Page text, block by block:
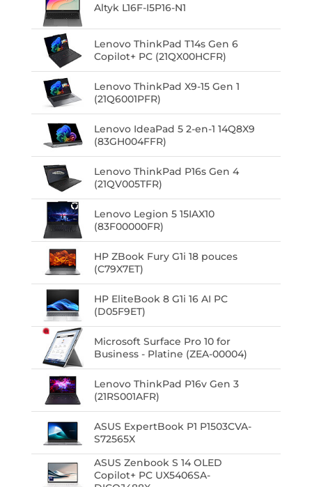
Altyk L16F-I5P16-N1
Lenovo ThinkPad T14s Gen 6
Copilot+ PC (21QX00HCFR)
Lenovo ThinkPad X9-15 Gen 1
(21Q6001PFR)
Lenovo IdeaPad 5 2-en-1 14Q8X9
(83GH004FFR)
Lenovo ThinkPad P16s Gen 4
(21QV005TFR)
Lenovo Legion 5 15IAX10
(83F00000FR)
HP ZBook Fury G1i 18 pouces
(C79X7ET)
HP EliteBook 8 G1i 16 AI PC
(D05F9ET)
Microsoft Surface Pro 10 for
Business - Platine (ZEA-00004)
Lenovo ThinkPad P16v Gen 3
(21RS001AFR)
ASUS ExpertBook P1 P1503CVA-
S72565X
ASUS Zenbook S 14 OLED
Copilot+ PC UX5406SA-